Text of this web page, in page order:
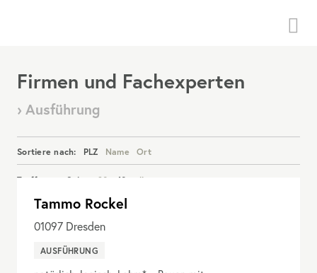
Firmen und Fachexperten
› Ausführung
Sortiere nach: PLZ Name Ort
Treffer pro Seite: 20 40 alle
Details anzeigen
Tammo Rockel
01097 Dresden
AUSFÜHRUNG